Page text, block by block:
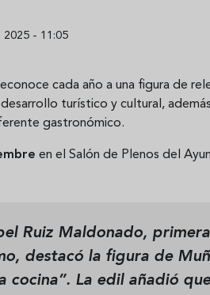
2025 - 11:05
cada año a una figura de
turístico y cultural,
gastronómico.
en el Salón de Plenos del
Ruiz Maldonado,
destacó la figura de
cocina”. La edil añadió